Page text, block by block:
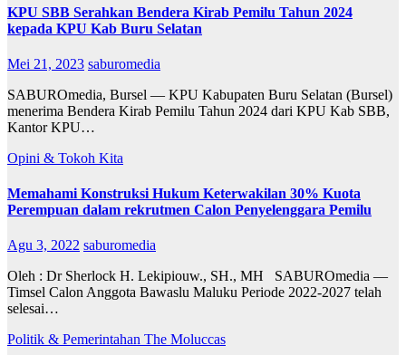
KPU SBB Serahkan Bendera Kirab Pemilu Tahun 2024
kepada KPU Kab Buru Selatan
Mei 21, 2023 saburomedia
SABUROmedia, Bursel — KPU Kabupaten Buru Selatan (Bursel)
menerima Bendera Kirab Pemilu Tahun 2024 dari KPU Kab SBB,
Kantor KPU…
Opini & Tokoh Kita
Memahami Konstruksi Hukum Keterwakilan 30% Kuota
Perempuan dalam rekrutmen Calon Penyelenggara Pemilu
Agu 3, 2022 saburomedia
Oleh : Dr Sherlock H. Lekipiouw., SH., MH SABUROmedia —
Timsel Calon Anggota Bawaslu Maluku Periode 2022-2027 telah
selesai…
Politik & Pemerintahan The Moluccas